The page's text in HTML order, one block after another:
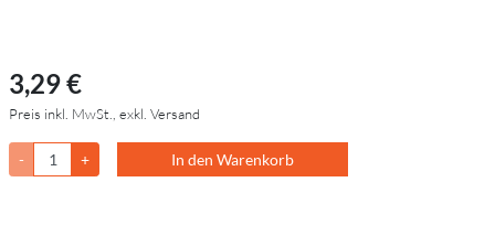
3,29 €
Preis inkl. MwSt., exkl. Versand
- + In den Warenkorb